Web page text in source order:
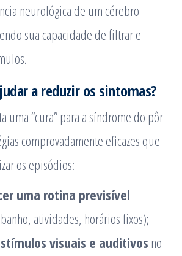
neurológica de um cérebro
sua capacidade de filtrar e
a reduzir os sintomas?
uma “cura” para a síndrome do pôr
comprovadamente eficazes que
os episódios:
uma rotina previsível
atividades, horários fixos);
visuais e auditivos no